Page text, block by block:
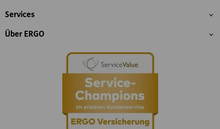
Services
Über ERGO